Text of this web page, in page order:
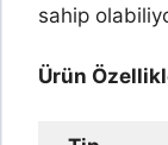
sahip
Ürün